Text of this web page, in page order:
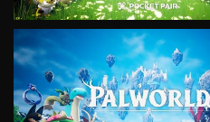
VIEW